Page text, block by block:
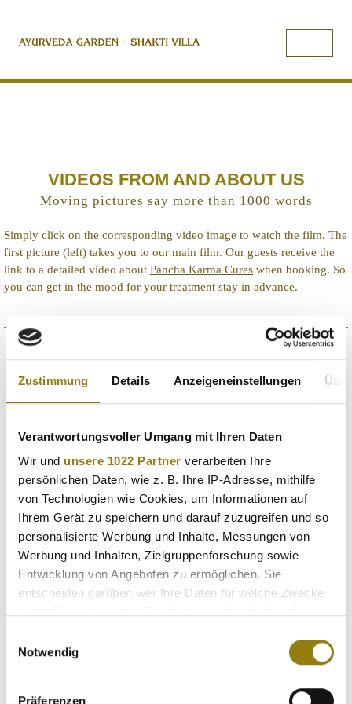
Zustimmung Details Anzeigeneinstellungen
Verantwortungsvoller Umgang mit Ihren Daten
Wir und unsere 1022 Partner verarbeiten Ihre
persönlichen Daten, wie z. B. Ihre IP-Adresse, mithilfe
von Technologien wie Cookies, um Informationen auf
Ihrem Gerät zu speichern und darauf zuzugreifen und so
personalisierte Werbung und Inhalte, Messungen von
Werbung und Inhalten, Zielgruppenforschung sowie
Entwicklung von Angeboten zu ermöglichen. Sie
entscheiden darüber, wer Ihre Daten für welche Zwecke
Trigger Symbol ändern oder widerrufen
Notwendig
Präferenzen
VIDEOS FROM AND ABOUT US
Moving pictures say more than 1000 words
Simply click on the corresponding video image to watch the film. The
first picture (left) takes you to our main film. Our guests receive the
link to a detailed video about Pancha Karma Cures when booking. So
you can get in the mood for your treatment stay in advance.